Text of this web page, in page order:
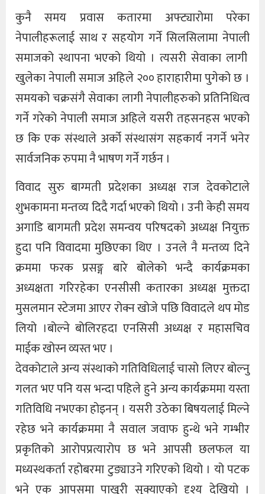
कुनै समय प्रवास कतारमा अफ्ट्यारोमा परेका
नेपालीहरूलाई साथ र सहयोग गर्ने सिलसिलामा नेपाली
समाजको स्थापना भएको थियो । त्यसरी सेवाका लागी
खुलेका नेपाली समाज अहिले २०० हाराहारीमा पुगेको छ ।
समयको चक्रसंगै सेवाका लागी नेपालीहरुको प्रतिनिधित्व
गर्ने गरेको नेपाली समाज अहिले यसरी तहसनहस भएको
छ कि एक संस्थाले अर्को संस्थासंग सहकार्य नगर्ने भनेर
सार्वजनिक रुपमा नै भाषण गर्ने गर्छन ।
विवाद सुरु बाग्मती प्रदेशका अध्यक्ष राज देवकोटाले
शुभकामना मन्तव्य दिदै गर्दा भएको थियो । उनी केही समय
अगाडि बागमती प्रदेश समन्वय परिषदको अध्यक्ष नियुक्त
हुदा पनि विवादमा मुछिएका थिए । उनले नै मन्तव्य दिने
क्रममा फरक प्रसङ्ग बारे बोलेको भन्दै कार्यक्रमका
अध्यक्षता गरिरहेका एनसीसी कतारका अध्यक्ष मुक्तदा
मुसलमान स्टेजमा आएर रोक्न खोजे पछि विवादले थप मोड
लियो ।बोल्ने बोलिरहदा एनसिसी अध्यक्ष र महासचिव
माईक खोस्न व्यस्त भए ।
देवकोटाले अन्य संस्थाको गतिविधिलाई चासो लिएर बोल्नु
गलत भए पनि यस भन्दा पहिले हुने अन्य कार्यक्रममा यस्ता
गतिविधि नभएका होइनन् । यसरी उठेका बिषयलाई मिल्ने
रहेछ भने कार्यक्रममा नै सवाल जवाफ हुन्थे भने गम्भीर
प्रकृतिको आरोपप्रत्यारोप छ भने आपसी छलफल या
मध्यस्थकर्ता रहोबरमा टुङ्याउने गरिएको थियो । यो पटक
भने एक आपसमा पाखुरी सुक्याएको दृश्य देखियो ।